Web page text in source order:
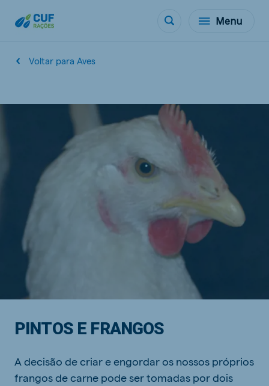
Menu
Voltar para Aves
PINTOS E FRANGOS
A decisão de criar e engordar os nossos próprios
frangos de carne pode ser tomadas por dois